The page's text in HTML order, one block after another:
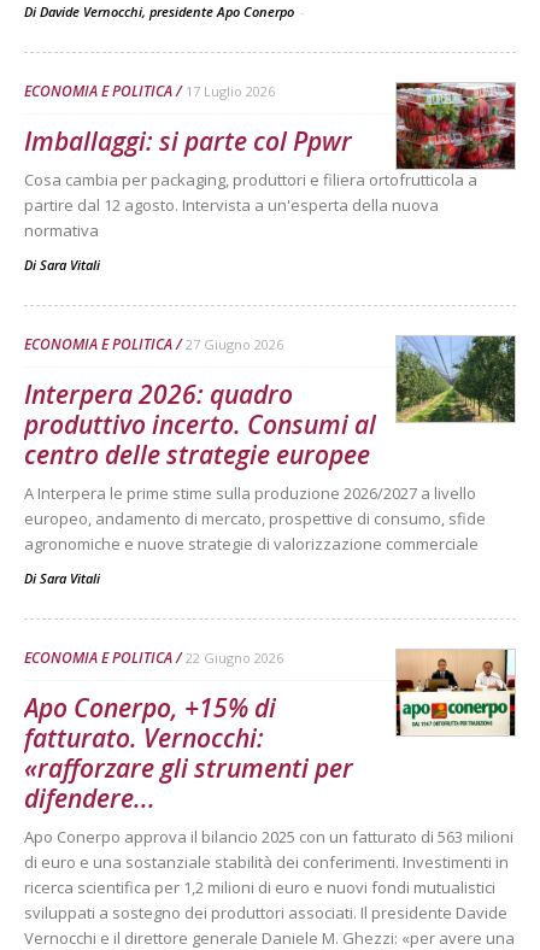
Di Davide Vernocchi, presidente Apo Conerpo -
ECONOMIA E POLITICA 17 Luglio 2026
Imballaggi: si parte col Ppwr
Cosa cambia per packaging, produttori e filiera ortofrutticola a
partire dal 12 agosto. Intervista a un'esperta della nuova
normativa
Di Sara Vitali
ECONOMIA E POLITICA 27 Giugno 2026
Interpera 2026: quadro
produttivo incerto. Consumi al
centro delle strategie europee
A Interpera le prime stime sulla produzione 2026/2027 a livello
europeo, andamento di mercato, prospettive di consumo, sfide
agronomiche e nuove strategie di valorizzazione commerciale
Di Sara Vitali
ECONOMIA E POLITICA 22 Giugno 2026
Apo Conerpo, +15% di
fatturato. Vernocchi:
«rafforzare gli strumenti per
difendere...
Apo Conerpo approva il bilancio 2025 con un fatturato di 563 milioni
di euro e una sostanziale stabilità dei conferimenti. Investimenti in
ricerca scientifica per 1,2 milioni di euro e nuovi fondi mutualistici
sviluppati a sostegno dei produttori associati. Il presidente Davide
Vernocchi e il direttore generale Daniele M. Ghezzi: «per avere una